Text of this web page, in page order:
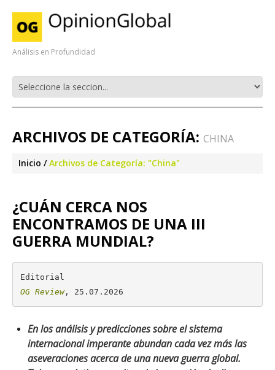
Análisis en Profundidad
ARCHIVOS DE CATEGORÍA: CHINA
Inicio Archivos de Categoría: "China"
¿CUÁN CERCA NOS
ENCONTRAMOS DE UNA III
GUERRA MUNDIAL?
OG Review, 25.07.2026
En los análisis y predicciones sobre el sistema
internacional imperante abundan cada vez más las
aseveraciones acerca de una nueva guerra global.